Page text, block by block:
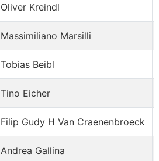
Oliver Kreindl
Massimiliano Marsilli
Tobias Beibl
Tino Eicher
Filip Gudy H Van Craenenbroeck
Andrea Gallina